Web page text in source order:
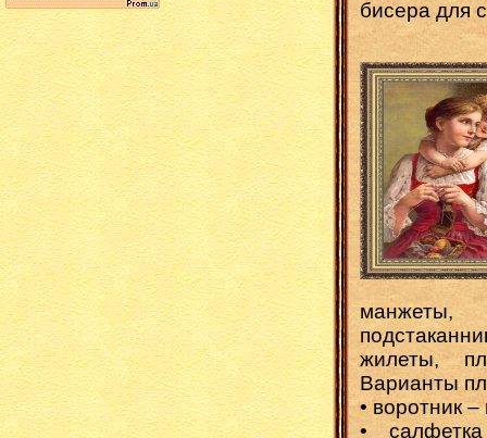
бисера для
жилеты,
Варианты
• воротник
•